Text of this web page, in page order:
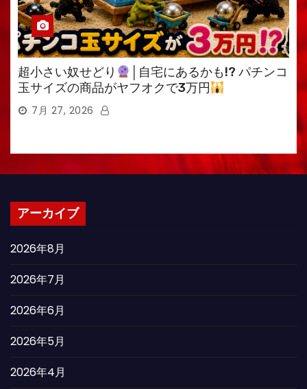
超小さい奴せどり
│自宅にあるかも!? パチンコ
玉サイズの商品がヤフオクで3万円
7月 27, 2026
アーカイブ
2026年8月
2026年7月
2026年6月
2026年5月
2026年4月